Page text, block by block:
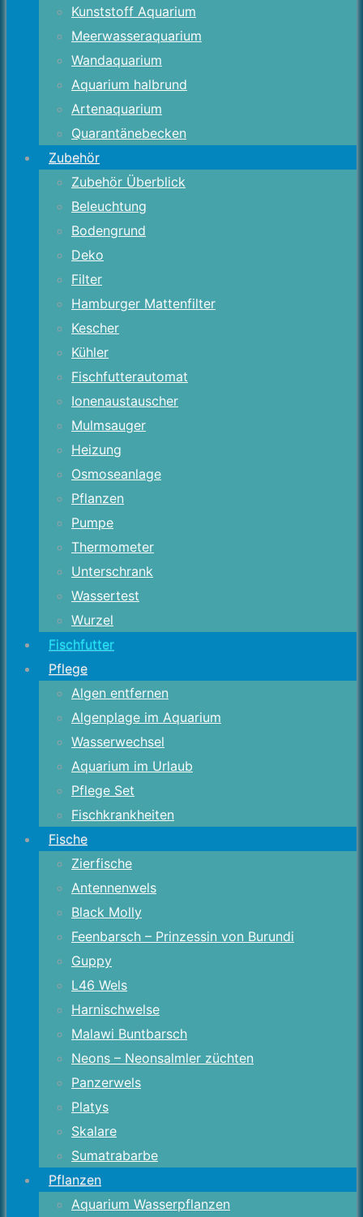
Kunststoff Aquarium
Meerwasseraquarium
Wandaquarium
Aquarium halbrund
Artenaquarium
Quarantänebecken
Zubehör
Zubehör Überblick
Beleuchtung
Bodengrund
Deko
Filter
Hamburger Mattenfilter
Kescher
Kühler
Fischfutterautomat
Ionenaustauscher
Mulmsauger
Heizung
Osmoseanlage
Pflanzen
Pumpe
Thermometer
Unterschrank
Wassertest
Wurzel
Fischfutter
Pflege
Algen entfernen
Algenplage im Aquarium
Wasserwechsel
Aquarium im Urlaub
Pflege Set
Fischkrankheiten
Fische
Zierfische
Antennenwels
Black Molly
Feenbarsch – Prinzessin von Burundi
Guppy
L46 Wels
Harnischwelse
Malawi Buntbarsch
Neons – Neonsalmler züchten
Panzerwels
Platys
Skalare
Sumatrabarbe
Pflanzen
Aquarium Wasserpflanzen